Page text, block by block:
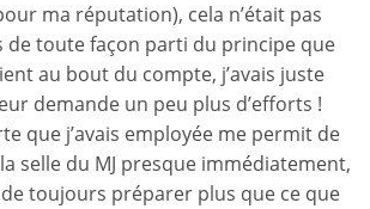
ma réputation), cela n’était pas
de toute façon parti du principe que
au bout du compte, j’avais juste
demande un peu plus d’efforts !
que j’avais employée me permit de
selle du MJ presque immédiatement,
toujours préparer plus que ce que